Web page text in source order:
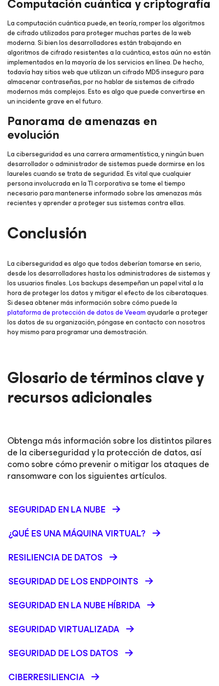
Computación cuántica y criptografía
La computación cuántica puede, en teoría, romper los algoritmos
de cifrado utilizados para proteger muchas partes de la web
moderna. Si bien los desarrolladores están trabajando en
algoritmos de cifrado resistentes a la cuántica, estos aún no están
implementados en la mayoría de los servicios en línea. De hecho,
todavía hay sitios web que utilizan un cifrado MD5 inseguro para
almacenar contraseñas, por no hablar de sistemas de cifrado
modernos más complejos. Esto es algo que puede convertirse en
un incidente grave en el futuro.
Panorama de amenazas en
evolución
La ciberseguridad es una carrera armamentística, y ningún buen
desarrollador o administrador de sistemas puede dormirse en los
laureles cuando se trata de seguridad. Es vital que cualquier
persona involucrada en la TI corporativa se tome el tiempo
necesario para mantenerse informado sobre las amenazas más
recientes y aprender a proteger sus sistemas contra ellas.
Conclusión
La ciberseguridad es algo que todos deberían tomarse en serio,
desde los desarrolladores hasta los administradores de sistemas y
los usuarios finales. Los backups desempeñan un papel vital a la
hora de proteger los datos y mitigar el efecto de los ciberataques.
Si desea obtener más información sobre cómo puede la
plataforma de protección de datos de Veeamayudarle a proteger
los datos de su organización, póngase en contacto con nosotros
hoy mismo para programar una demostración.
Glosario de términos clave y
recursos adicionales
Obtenga más información sobre los distintos pilares
de la ciberseguridad y la protección de datos, así
como sobre cómo prevenir o mitigar los ataques de
ransomware con los siguientes artículos.
SEGURIDAD EN LA NUBE
¿QUÉ ES UNA MÁQUINA VIRTUAL?
RESILIENCIA DE DATOS
SEGURIDAD DE LOS ENDPOINTS
SEGURIDAD EN LA NUBE HÍBRIDA
SEGURIDAD VIRTUALIZADA
SEGURIDAD DE LOS DATOS
CIBERRESILIENCIA